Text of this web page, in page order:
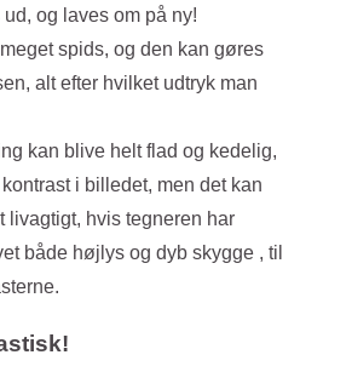
og laves om på ny!
spids, og den kan gøres
alt efter hvilket udtryk man
kan blive helt flad og kedelig,
i billedet, men det kan
livagtigt, hvis tegneren har
både højlys og dyb skygge , til